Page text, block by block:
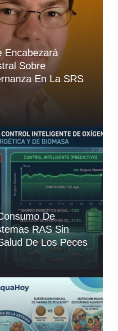
Encabezará
Sobre
En La SRS
De
RAS Sin
De Los Peces